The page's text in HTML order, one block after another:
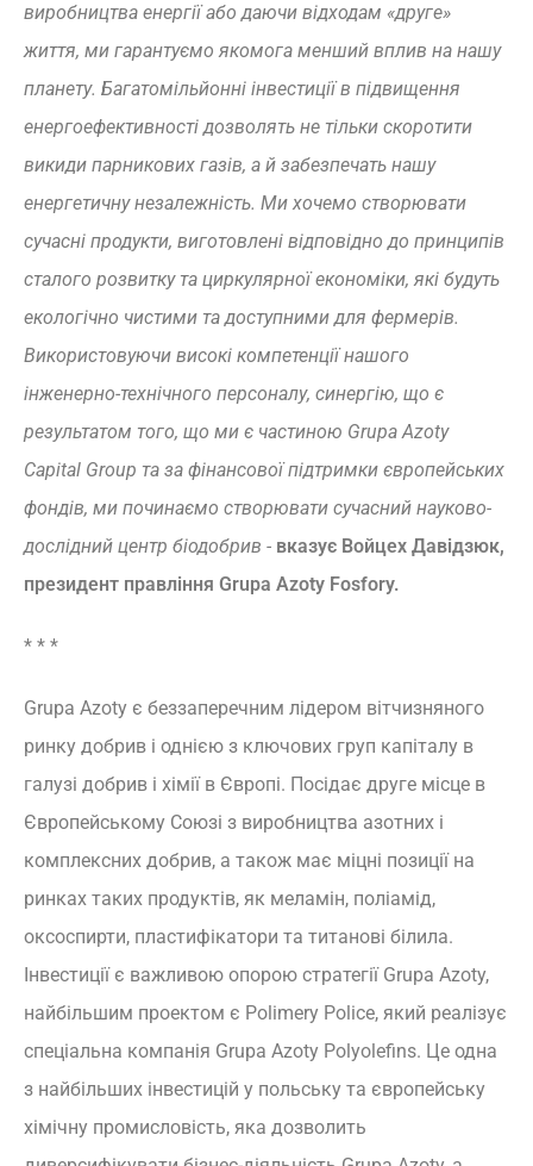
виробництва енергії або даючи відходам «друге»
життя, ми гарантуємо якомога менший вплив на нашу
планету. Багатомільйонні інвестиції в підвищення
енергоефективності дозволять не тільки скоротити
викиди парникових газів, а й забезпечать нашу
енергетичну незалежність. Ми хочемо створювати
сучасні продукти, виготовлені відповідно до принципів
сталого розвитку та циркулярної економіки, які будуть
екологічно чистими та доступними для фермерів.
Використовуючи високі компетенції нашого
інженерно-технічного персоналу, синергію, що є
результатом того, що ми є частиною Grupa Azoty
Capital Group та за фінансової підтримки європейських
фондів, ми починаємо створювати сучасний науково-
дослідний центр біодобрив - вказує Войцех Давідзюк,
президент правління Grupa Azoty Fosfory.
* * *
Grupa Azoty є беззаперечним лідером вітчизняного
ринку добрив і однією з ключових груп капіталу в
галузі добрив і хімії в Європі. Посідає друге місце в
Європейському Союзі з виробництва азотних і
комплексних добрив, а також має міцні позиції на
ринках таких продуктів, як меламін, поліамід,
оксоспирти, пластифікатори та титанові білила.
Інвестиції є важливою опорою стратегії Grupa Azoty,
найбільшим проектом є Polimery Police, який реалізує
спеціальна компанія Grupa Azoty Polyolefins. Це одна
з найбільших інвестицій у польську та європейську
хімічну промисловість, яка дозволить